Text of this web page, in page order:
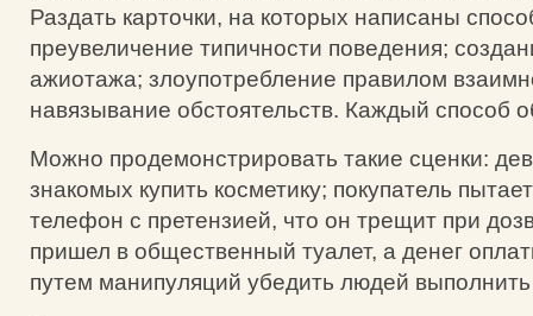
Раздать карточки, на которых написаны
преувеличение типичности поведения;
ажиотажа; злоупотребление правилом
навязывание обстоятельств. Каждый способ
Можно продемонстрировать такие сценки:
знакомых купить косметику; покупатель
телефон с претензией, что он трещит при
пришел в общественный туалет, а денег
путем манипуляций убедить людей